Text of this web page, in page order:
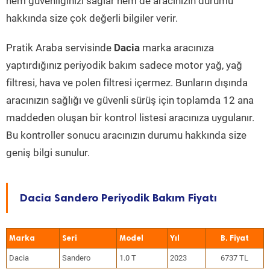
hakkında size çok değerli bilgiler verir.
Pratik Araba servisinde Dacia marka aracınıza
yaptırdığınız periyodik bakım sadece motor yağ, yağ
filtresi, hava ve polen filtresi içermez. Bunların dışında
aracınızın sağlığı ve güvenli sürüş için toplamda 12 ana
maddeden oluşan bir kontrol listesi aracınıza uygulanır.
Bu kontroller sonucu aracınızın durumu hakkında size
geniş bilgi sunulur.
Dacia Sandero Periyodik Bakım Fiyatı
Marka Seri Model Yıl
Dacia Sandero 1.0 T 2023 6737 TL